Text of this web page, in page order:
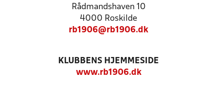
Rådmandshaven 10
4000 Roskilde
rb1906@rb1906.dk
KLUBBENS HJEMMESIDE
www.rb1906.dk